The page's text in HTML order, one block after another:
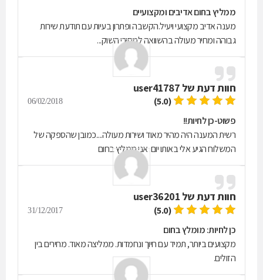
ממליץ בחום אדיבים ומקצועיים
מענה אדיב מקצועי ויעיל.הקשבה ופתרון בעיות עם תודעת שירות
גבוהה ומחיר מעולה בהשוואה למחירי השוק...
חוות דעת של user41787
(5.0)
06/02/2018
פשוט-כן לחיות!!
רשית המענה היה מהיר מאוד ושירות מעולה....כמובן שהספקה של
המשלוח הגיע אלי באותו יום. אני ממליץ בחום
חוות דעת של user36201
(5.0)
31/12/2017
כן לחיות: מומלץ בחום
מקצועים ביותר, תמיד עם חיוך ונחמדות. ממליצה מאוד. מחירים בין
הזולים.